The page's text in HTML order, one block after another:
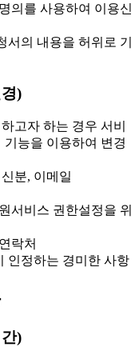
의를 사용하여 이용신
서의 내용을 허위로 기
)
고자 하는 경우 서비
능을 이용하여 변경
분, 이메일
서비스 권한설정을 위
락처
인정하는 경미한 사항
)